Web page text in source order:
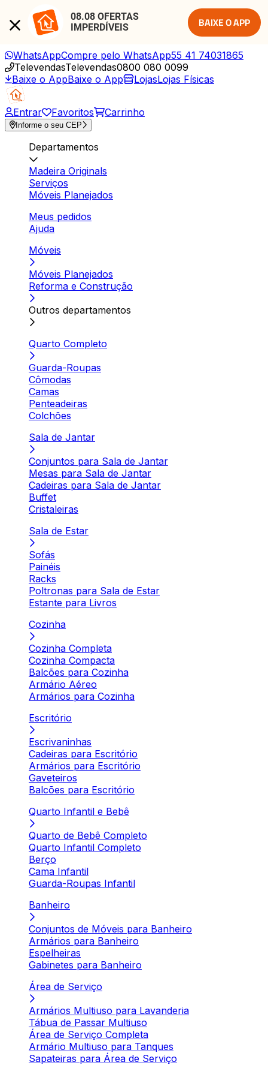
08.08 OFERTAS
IMPERDÍVEIS
BAIXE O APP
WhatsAppCompre pelo WhatsApp55 41 74031865
TelevendasTelevendas0800 080 0099
Baixe o AppBaixe o App LojasLojas Físicas
Entrar Favoritos Carrinho
Informe o seu CEP
Departamentos
Madeira Originals
Serviços
Móveis Planejados
Meus pedidos
Ajuda
Móveis
Móveis Planejados
Reforma e Construção
Outros departamentos
Quarto Completo
Guarda-Roupas
Cômodas
Camas
Penteadeiras
Colchões
Sala de Jantar
Conjuntos para Sala de Jantar
Mesas para Sala de Jantar
Cadeiras para Sala de Jantar
Buffet
Cristaleiras
Sala de Estar
Sofás
Painéis
Racks
Poltronas para Sala de Estar
Estante para Livros
Cozinha
Cozinha Completa
Cozinha Compacta
Balcões para Cozinha
Armário Aéreo
Armários para Cozinha
Escritório
Escrivaninhas
Cadeiras para Escritório
Armários para Escritório
Gaveteiros
Balcões para Escritório
Quarto Infantil e Bebê
Quarto de Bebê Completo
Quarto Infantil Completo
Berço
Cama Infantil
Guarda-Roupas Infantil
Banheiro
Conjuntos de Móveis para Banheiro
Armários para Banheiro
Espelheiras
Gabinetes para Banheiro
Área de Serviço
Armários Multiuso para Lavanderia
Tábua de Passar Multiuso
Área de Serviço Completa
Armário Multiuso para Tanques
Sapateiras para Área de Serviço